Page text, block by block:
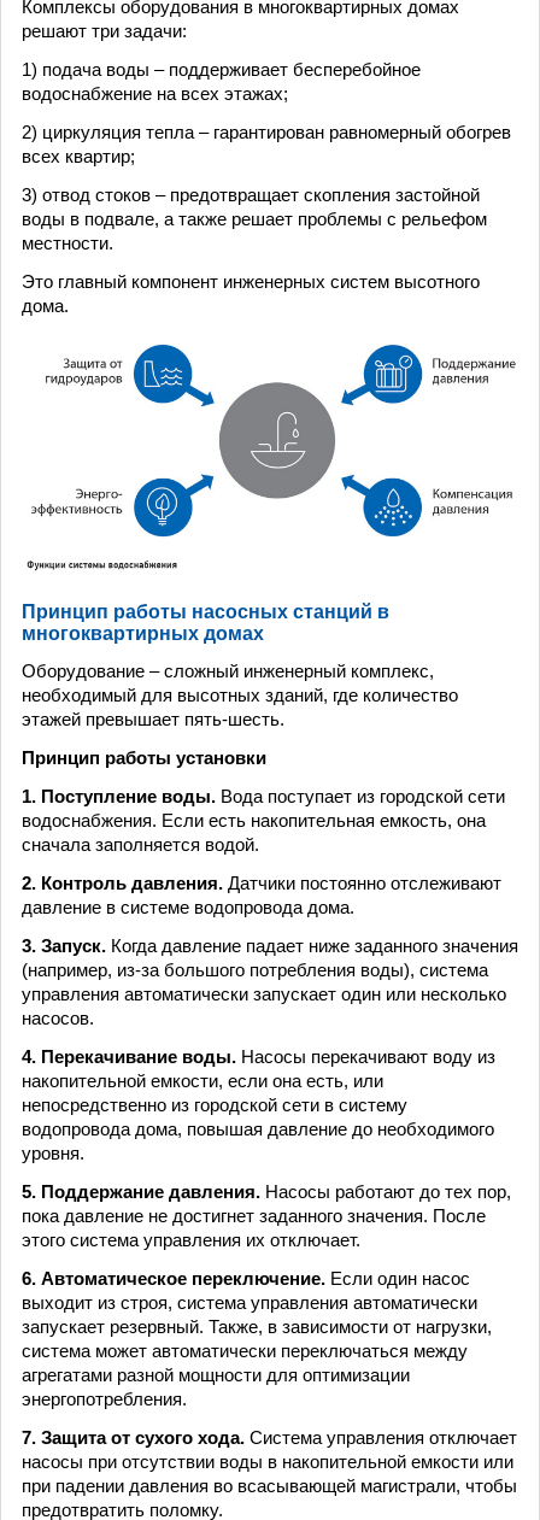
Комплексы оборудования в многоквартирных домах
решают три задачи:
1) подача воды – поддерживает бесперебойное
водоснабжение на всех этажах;
2) циркуляция тепла – гарантирован равномерный обогрев
всех квартир;
3) отвод стоков – предотвращает скопления застойной
воды в подвале, а также решает проблемы с рельефом
местности.
Это главный компонент инженерных систем высотного
дома.
Принцип работы насосных станций в
многоквартирных домах
Оборудование – сложный инженерный комплекс,
необходимый для высотных зданий, где количество
этажей превышает пять-шесть.
Принцип работы установки
1. Поступление воды. Вода поступает из городской сети
водоснабжения. Если есть накопительная емкость, она
сначала заполняется водой.
2. Контроль давления. Датчики постоянно отслеживают
давление в системе водопровода дома.
3. Запуск. Когда давление падает ниже заданного значения
(например, из-за большого потребления воды), система
управления автоматически запускает один или несколько
насосов.
4. Перекачивание воды. Насосы перекачивают воду из
накопительной емкости, если она есть, или
непосредственно из городской сети в систему
водопровода дома, повышая давление до необходимого
уровня.
5. Поддержание давления. Насосы работают до тех пор,
пока давление не достигнет заданного значения. После
этого система управления их отключает.
6. Автоматическое переключение. Если один насос
выходит из строя, система управления автоматически
запускает резервный. Также, в зависимости от нагрузки,
система может автоматически переключаться между
агрегатами разной мощности для оптимизации
энергопотребления.
7. Защита от сухого хода. Система управления отключает
насосы при отсутствии воды в накопительной емкости или
при падении давления во всасывающей магистрали, чтобы
предотвратить поломку.